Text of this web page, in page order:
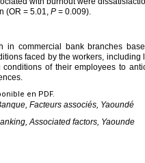
(OR = 5.01, P = 0.009).
in commercial bank branches
faced by the workers,
of their employees to
en PDF.
Facteurs associés, Yaoundé
Associated factors, Yaounde